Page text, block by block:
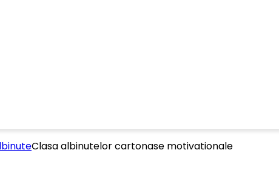
Clasa albinutelor cartonase motivationale